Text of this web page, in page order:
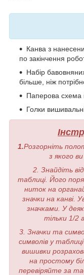
Канва з
по закінчення
Набір
більше, ніж
Паперова схема
Голки
1.Розгорніть
з якого
2. Знайдіть
таблиці. Його
ниток на
значки на канві.
значками. У
тільки 1/2
3. Значки та
символів у
вишивки
на простому
перевіряйте за